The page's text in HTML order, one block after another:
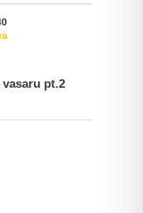
pt.2